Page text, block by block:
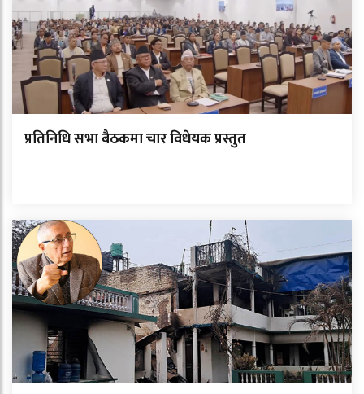
प्रतिनिधि सभा बैठकमा चार विधेयक प्रस्तुत